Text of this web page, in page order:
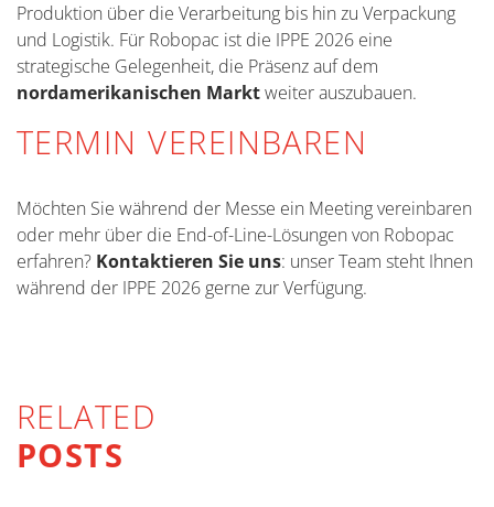
Produktion über die Verarbeitung bis hin zu Verpackung
und Logistik. Für Robopac ist die IPPE 2026 eine
strategische Gelegenheit, die Präsenz auf dem
nordamerikanischen Marktweiter auszubauen.
TERMIN VEREINBAREN
Möchten Sie während der Messe ein Meeting vereinbaren
oder mehr über die End-of-Line-Lösungen von Robopac
erfahren? Kontaktieren Sie uns: unser Team steht Ihnen
während der IPPE 2026 gerne zur Verfügung.
RELATED
POSTS